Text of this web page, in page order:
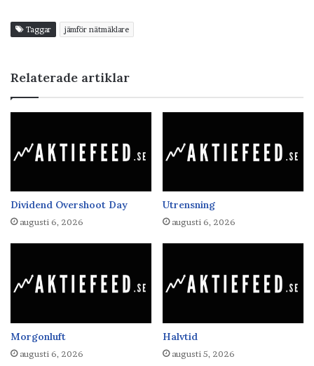
Taggar jämför nätmäklare
Relaterade artiklar
Dividend Overshoot Day
augusti 6, 2026
Utrensning
augusti 6, 2026
Morgonluft
augusti 6, 2026
Halvtid
augusti 5, 2026